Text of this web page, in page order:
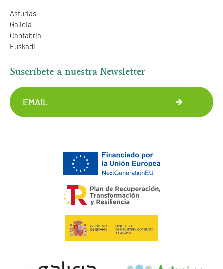
Asturias
Galicia
Cantabria
Euskadi
Suscríbete a nuestra Newsletter